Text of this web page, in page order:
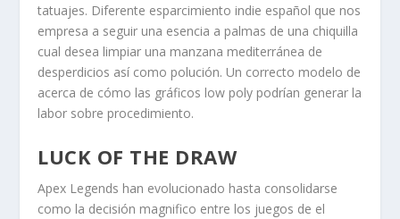
tatuajes. Diferente esparcimiento indie español que nos
empresa a seguir una esencia a palmas de una chiquilla
cual desea limpiar una manzana mediterránea de
desperdicios así­ como polución. Un correcto modelo de
acerca de cómo las gráficos low poly podrían generar la
labor sobre procedimiento.
LUCK OF THE DRAW
Apex Legends han evolucionado hasta consolidarse
como la decisión magnifico entre los juegos de el